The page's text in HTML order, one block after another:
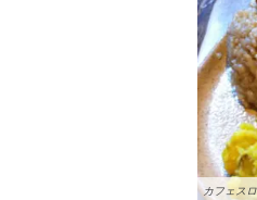
カフェス